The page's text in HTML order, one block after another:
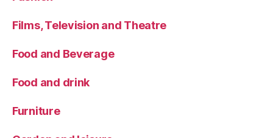
Films, Television and Theatre
Food and Beverage
Food and drink
Furniture